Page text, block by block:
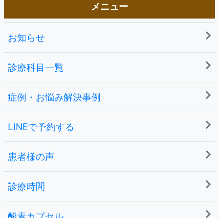
メニュー
お知らせ
診療科目一覧
症例・お悩み解決事例
LINEで予約する
患者様の声
診療時間